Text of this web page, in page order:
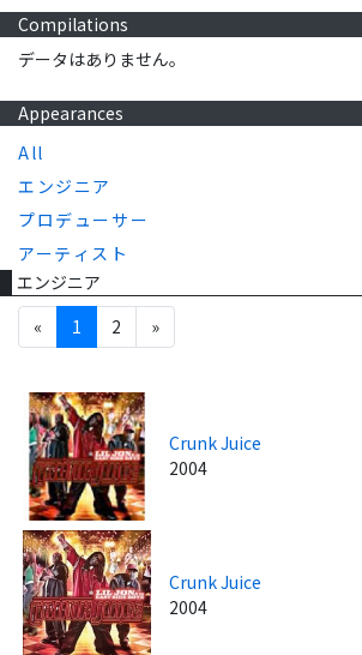
Compilations
データはありません。
Appearances
All
エンジニア
プロデューサー
アーティスト
エンジニア
«
1 2 »
Crunk Juice
2004
Crunk Juice
2004